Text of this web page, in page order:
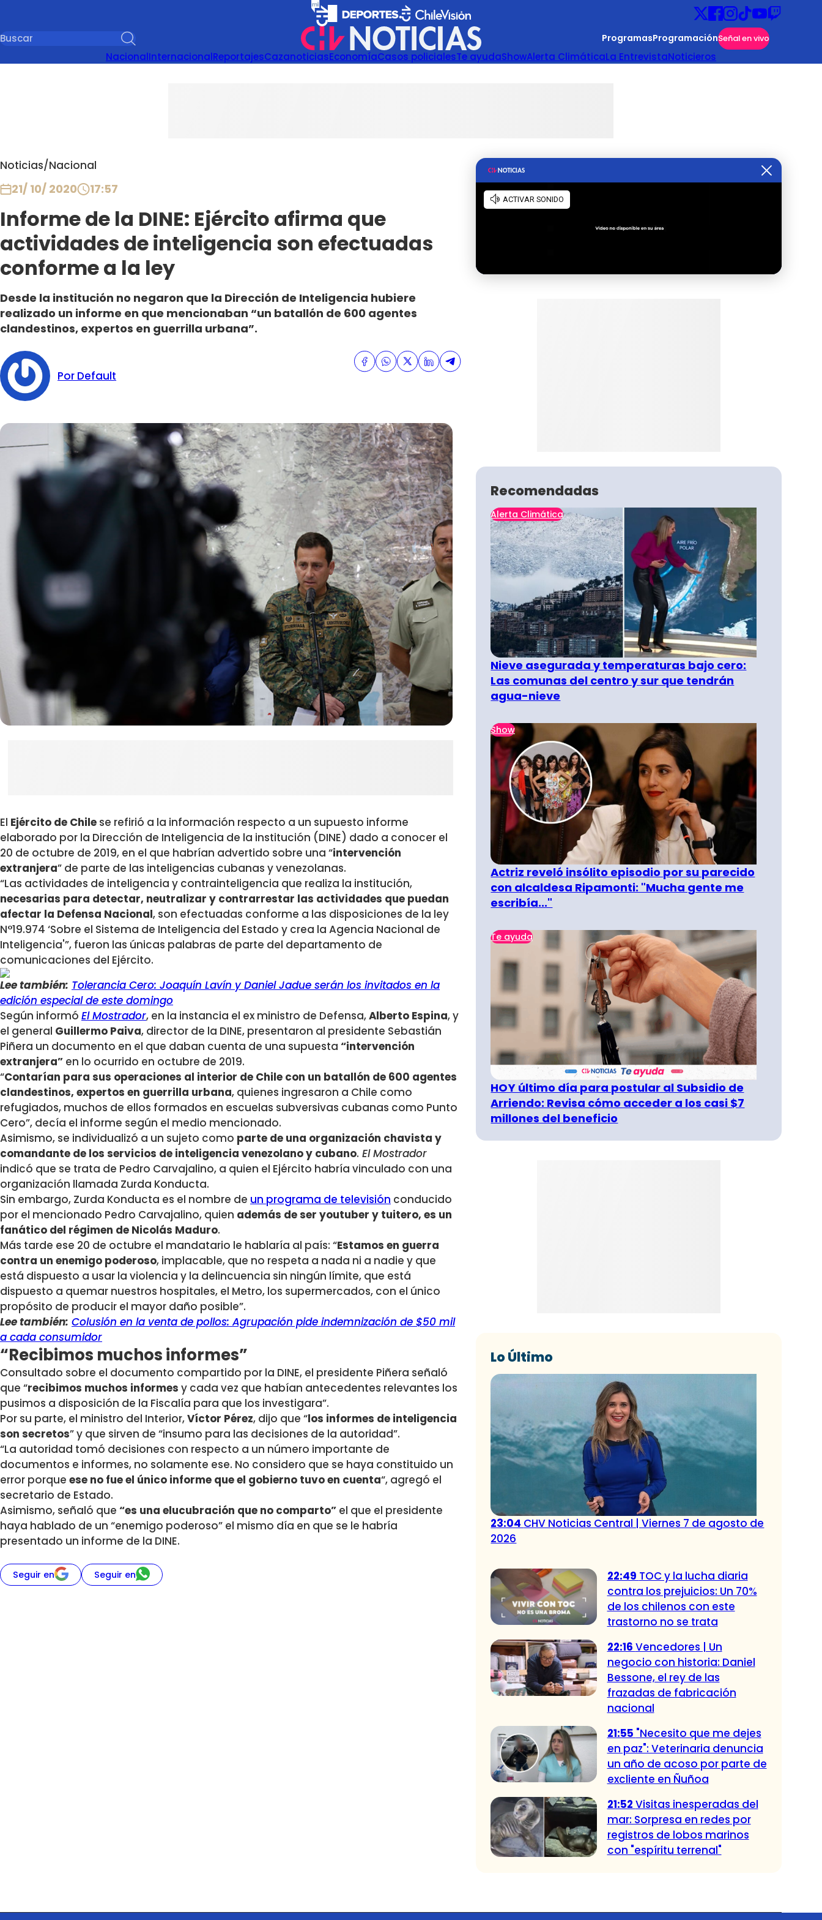
ProgramasProgramaciónSeñal en vivo
NacionalInternacionalReportajesCazanoticiasEconomíaCasos policialesTe ayudaShowAlerta ClimáticaLa EntrevistaNoticieros
Noticias/Nacional
21/ 10/ 2020 17:57
Informe de la DINE: Ejército afirma que
actividades de inteligencia son efectuadas
conforme a la ley
Desde la institución no negaron que la Dirección de Inteligencia hubiere
realizado un informe en que mencionaban “un batallón de 600 agentes
clandestinos, expertos en guerrilla urbana”.
Por Default
El Ejército de Chile se refirió a la información respecto a un supuesto informe
elaborado por la Dirección de Inteligencia de la institución (DINE) dado a conocer el
20 de octubre de 2019, en el que habrían advertido sobre una “intervención
extranjera” de parte de las inteligencias cubanas y venezolanas.
“Las actividades de inteligencia y contrainteligencia que realiza la institución,
necesarias para detectar, neutralizar y contrarrestar las actividades que puedan
afectar la Defensa Nacional, son efectuadas conforme a las disposiciones de la ley
N°19.974 ‘Sobre el Sistema de Inteligencia del Estado y crea la Agencia Nacional de
Inteligencia'”, fueron las únicas palabras de parte del departamento de
comunicaciones del Ejército.
Lee también: Tolerancia Cero: Joaquín Lavín y Daniel Jadue serán los invitados en la
edición especial de este domingo
Según informó El Mostrador, en la instancia el ex ministro de Defensa,Alberto Espina, y
el general Guillermo Paiva, director de la DINE, presentaron al presidente Sebastián
Piñera un documento en el que daban cuenta de una supuesta “intervención
extranjera” en lo ocurrido en octubre de 2019.
“Contarían para sus operaciones al interior de Chile con un batallón de 600 agentes
clandestinos, expertos en guerrilla urbana, quienes ingresaron a Chile como
refugiados, muchos de ellos formados en escuelas subversivas cubanas como Punto
Cero”, decía el informe según el medio mencionado.
Asimismo, se individualizó a un sujeto como parte de una organización chavista y
comandante de los servicios de inteligencia venezolano y cubano. El Mostrador
indicó que se trata de Pedro Carvajalino, a quien el Ejército habría vinculado con una
organización llamada Zurda Konducta.
Sin embargo, Zurda Konducta es el nombre de un programa de televisión conducido
por el mencionado Pedro Carvajalino, quien además de ser youtuber y tuitero, es un
fanático del régimen de Nicolás Maduro.
Más tarde ese 20 de octubre el mandatario le hablaría al país: “Estamos en guerra
contra un enemigo poderoso, implacable, que no respeta a nada ni a nadie y que
está dispuesto a usar la violencia y la delincuencia sin ningún límite, que está
dispuesto a quemar nuestros hospitales, el Metro, los supermercados, con el único
propósito de producir el mayor daño posible”.
Lee también: Colusión en la venta de pollos: Agrupación pide indemnización de $50 mil
a cada consumidor
“Recibimos muchos informes”
Consultado sobre el documento compartido por la DINE, el presidente Piñera señaló
que “recibimos muchos informes y cada vez que habían antecedentes relevantes los
pusimos a disposición de la Fiscalía para que los investigara”.
Por su parte, el ministro del Interior,Víctor Pérez, dijo que “los informes de inteligencia
son secretos” y que sirven de “insumo para las decisiones de la autoridad”.
“La autoridad tomó decisiones con respecto a un número importante de
documentos e informes, no solamente ese. No considero que se haya constituido un
error porque ese no fue el único informe que el gobierno tuvo en cuenta“, agregó el
secretario de Estado.
Asimismo, señaló que “es una elucubración que no comparto” el que el presidente
haya hablado de un “enemigo poderoso” el mismo día en que se le habría
presentado un informe de la DINE.
Seguir en Seguir en
Recomendadas
Alerta Climática
Nieve asegurada y temperaturas bajo cero:
Las comunas del centro y sur que tendrán
agua-nieve
Show
Actriz reveló insólito episodio por su parecido
con alcaldesa Ripamonti: "Mucha gente me
escribía..."
Te ayuda
HOY último día para postular al Subsidio de
Arriendo: Revisa cómo acceder a los casi $7
millones del beneficio
Lo Último
23:04 CHV Noticias Central | Viernes 7 de agosto de
2026
22:49 TOC y la lucha diaria
contra los prejuicios: Un 70%
de los chilenos con este
trastorno no se trata
22:16 Vencedores | Un
negocio con historia: Daniel
Bessone, el rey de las
frazadas de fabricación
nacional
21:55 "Necesito que me dejes
en paz": Veterinaria denuncia
un año de acoso por parte de
excliente en Ñuñoa
21:52 Visitas inesperadas del
mar: Sorpresa en redes por
registros de lobos marinos
con "espíritu terrenal"